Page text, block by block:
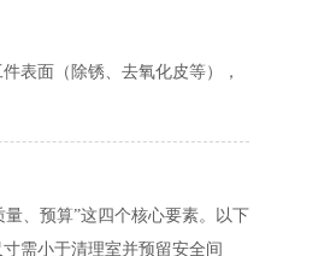
表面（除锈、去氧化皮等），
、预算”这四个核心要素。以下
需小于清理室并预留安全间